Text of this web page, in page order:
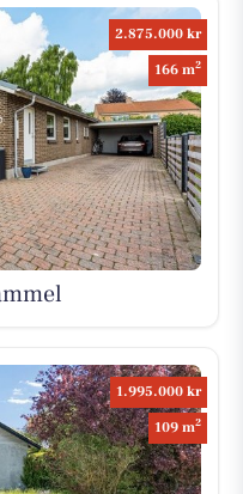
2.875.000 kr
166 m2
1.995.000 kr
109 m2